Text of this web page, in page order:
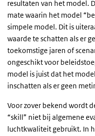
resultaten van het model.
mate waarin het model
simpele model. Dit is
waarde te schatten als er
toekomstige jaren of
ongeschikt voor
model is juist dat het
inschatten als er geen
Voor zover bekend wordt
“skill” niet bij algemene
luchtkwaliteit gebruikt. In